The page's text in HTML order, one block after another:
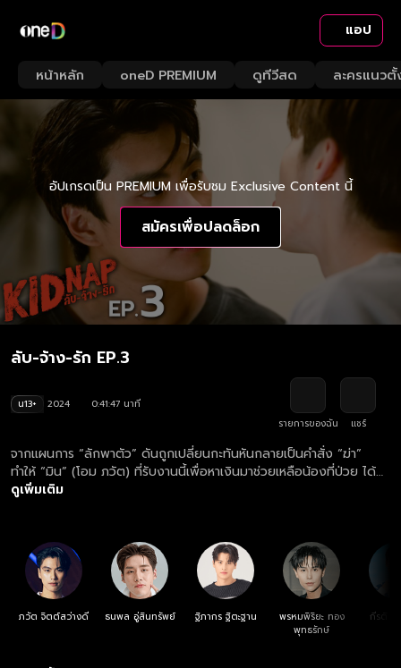
แอป
หน้าหลัก oneD PREMIUM ดูทีวีสด ละครแนวตั้
อัปเกรดเป็น PREMIUM เพื่อรับชม Exclusive Content นี้
สมัครเพื่อปลดล็อก
ลับ-จ้าง-รัก EP.3
น13+ 2024
0:41:47 นาที
รายการของฉัน
แชร์
จากแผนการ “ลักพาตัว” ดันถูกเปลี่ยนกะทันหันกลายเป็นคำสั่ง “ฆ่า”
ทำให้ “มิน” (โอม ภวัต) ที่รับงานนี้เพื่อหาเงินมาช่วยเหลือน้องที่ป่วย ได้
ช่วยชีวิต “คิว” (เล้ง ธนพล) ไว้ จากคนที่มีชีวิตต่างกันสุดขั้วต้องมาใช้
ราวฝังใจในอดีต ที่มาพิสูจน์ความรักของ มิน และ คิว ว่าจะจับมือกันผ่าน
เรื่องราวเลวร้ายไปได้แค่ไหน
ดูเพิ่มเติม
ภวัต จิตต์สว่างดี ธนพล อู่สินทรัพย์ ฐิภากร ฐิตะฐาน
พรหมพิริยะ ทอง
พุทธรักษ์
กีรติ พ